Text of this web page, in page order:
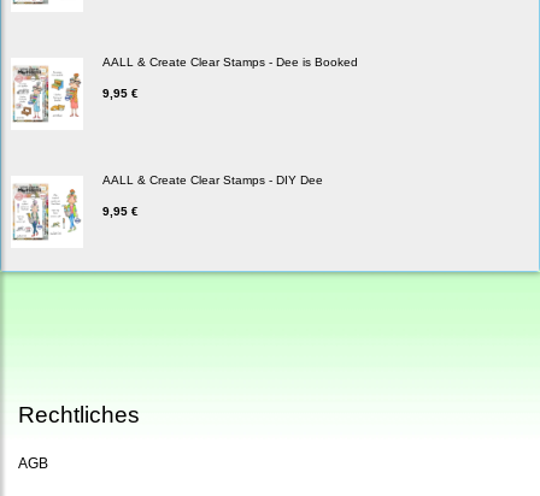
AALL & Create Clear Stamps - Dee is Booked
9,95 €
AALL & Create Clear Stamps - DIY Dee
9,95 €
Rechtliches
AGB